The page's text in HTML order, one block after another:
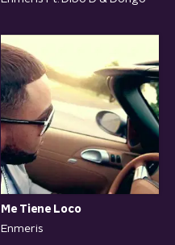
Me Tiene Loco
Enmeris